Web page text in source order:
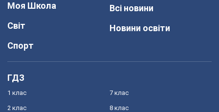
Моя Школа
Світ
Спорт
Всі новини
Новини освіти
ГДЗ
1 клас
2 клас
7 клас
8 клас